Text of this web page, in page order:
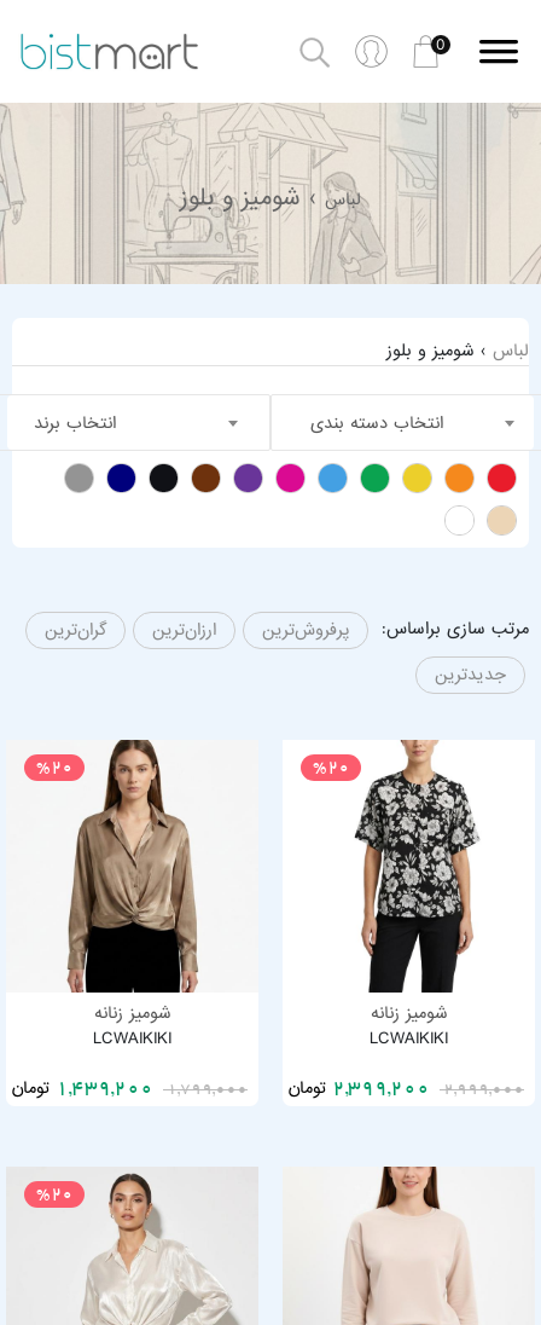
0
لباس› شومیز و بلوز
لباس › شومیز و بلوز
انتخاب دسته بندی انتخاب برند
مرتب سازی براساس: پرفروش‌ترین ارزان‌ترین
گران‌ترین
جدیدترین
%20
شومیز زنانه
LCWAIKIKI
2,999,000 تومان
%20
شومیز زنانه
LCWAIKIKI
1,799,000 تومان
%20